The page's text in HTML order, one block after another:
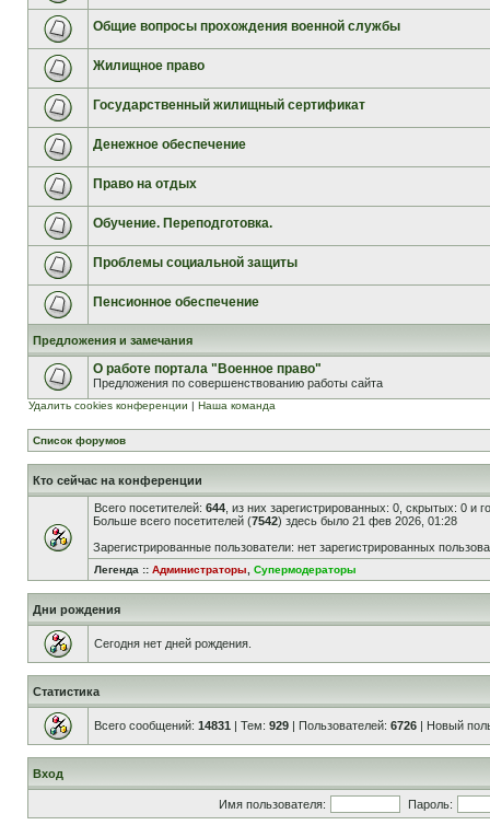
Общие вопросы прохождения военной службы
Жилищное право
Государственный жилищный сертификат
Денежное обеспечение
Право на отдых
Обучение. Переподготовка.
Проблемы социальной защиты
Пенсионное обеспечение
Предложения и замечания
О работе портала "Военное право"
Предложения по совершенствованию работы сайта
Удалить cookies конференции | Наша команда
Список форумов
Кто сейчас на конференции
Всего посетителей: 644 , из них зарегистрированных: 0, скрытых: 0 и
Больше всего посетителей (7542) здесь было 21 фев 2026, 01:28
Зарегистрированные пользователи: нет зарегистрированных
Легенда :: Администраторы Супермодераторы
Дни рождения
Сегодня нет дней рождения.
Статистика
Всего сообщений: 14831 | Тем: 929 | Пользователей: 6726 | Новый
Вход
Имя пользователя: Пароль: